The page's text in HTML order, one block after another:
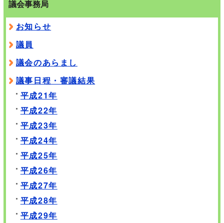
議会事務局
お知らせ
議員
議会のあらまし
議事日程・審議結果
平成21年
平成22年
平成23年
平成24年
平成25年
平成26年
平成27年
平成28年
平成29年